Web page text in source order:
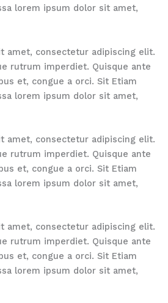
lorem ipsum dolor sit amet,
amet, consectetur adipiscing elit.
rutrum imperdiet. Quisque ante
et, congue a orci. Sit Etiam
lorem ipsum dolor sit amet,
amet, consectetur adipiscing elit.
rutrum imperdiet. Quisque ante
et, congue a orci. Sit Etiam
lorem ipsum dolor sit amet,
amet, consectetur adipiscing elit.
rutrum imperdiet. Quisque ante
et, congue a orci. Sit Etiam
lorem ipsum dolor sit amet,